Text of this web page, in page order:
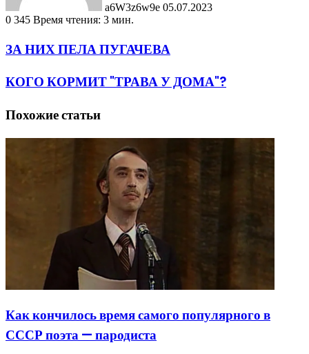
a6W3z6w9e 05.07.2023
0 345 Время чтения: 3 мин.
ЗА НИХ ПЕЛА ПУГАЧЕВА
КОГО КОРМИТ "ТРАВА У ДОМА"?
Похожие статьи
Как кончилось время самого популярного в
СССР поэта — пародиста